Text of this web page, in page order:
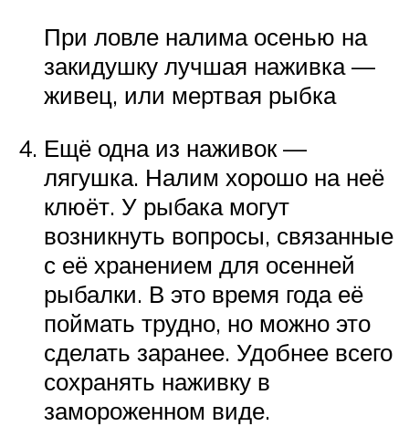
При ловле налима осенью на
закидушку лучшая наживка —
живец, или мертвая рыбка
Ещё одна из наживок —
лягушка. Налим хорошо на неё
клюёт. У рыбака могут
возникнуть вопросы, связанные
с её хранением для осенней
рыбалки. В это время года её
поймать трудно, но можно это
сделать заранее. Удобнее всего
сохранять наживку в
замороженном виде.